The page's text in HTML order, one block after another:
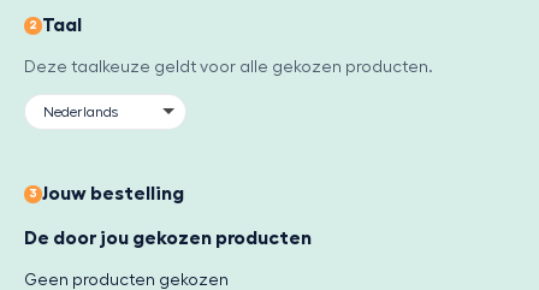
2 Taal
Deze taalkeuze geldt voor alle gekozen producten.
3 Jouw bestelling
De door jou gekozen producten
Geen producten gekozen